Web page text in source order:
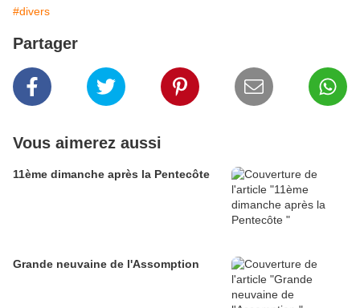
#divers
Partager
Vous aimerez aussi
11ème dimanche après la Pentecôte
Grande neuvaine de l'Assomption